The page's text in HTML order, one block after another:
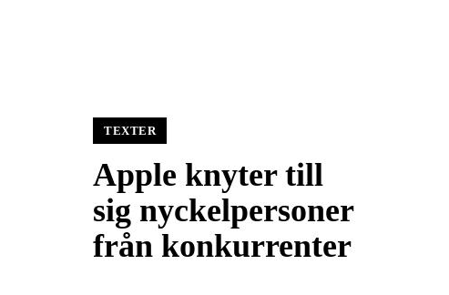
TEXTER
Apple knyter till
sig nyckelpersoner
från konkurrenter